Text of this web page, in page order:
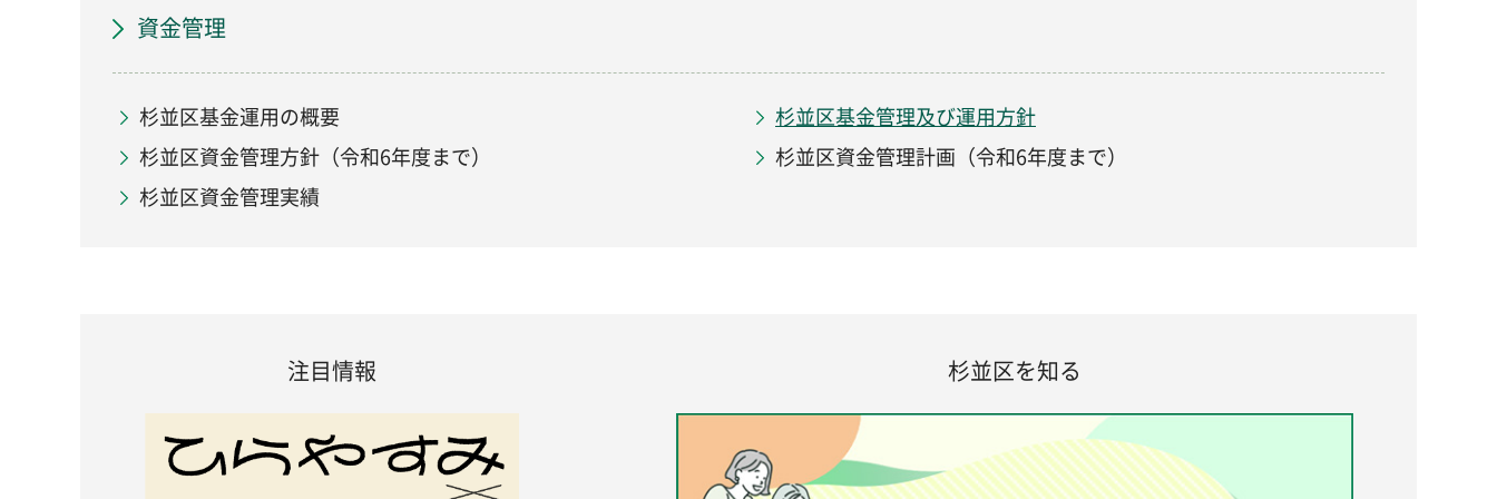
資金管理
杉並区基金運用の概要
杉並区基金管理及び運用方針
杉並区資金管理方針（令和6年度まで）
杉並区資金管理計画（令和6年度まで）
杉並区資金管理実績
注目情報 杉並区を知る